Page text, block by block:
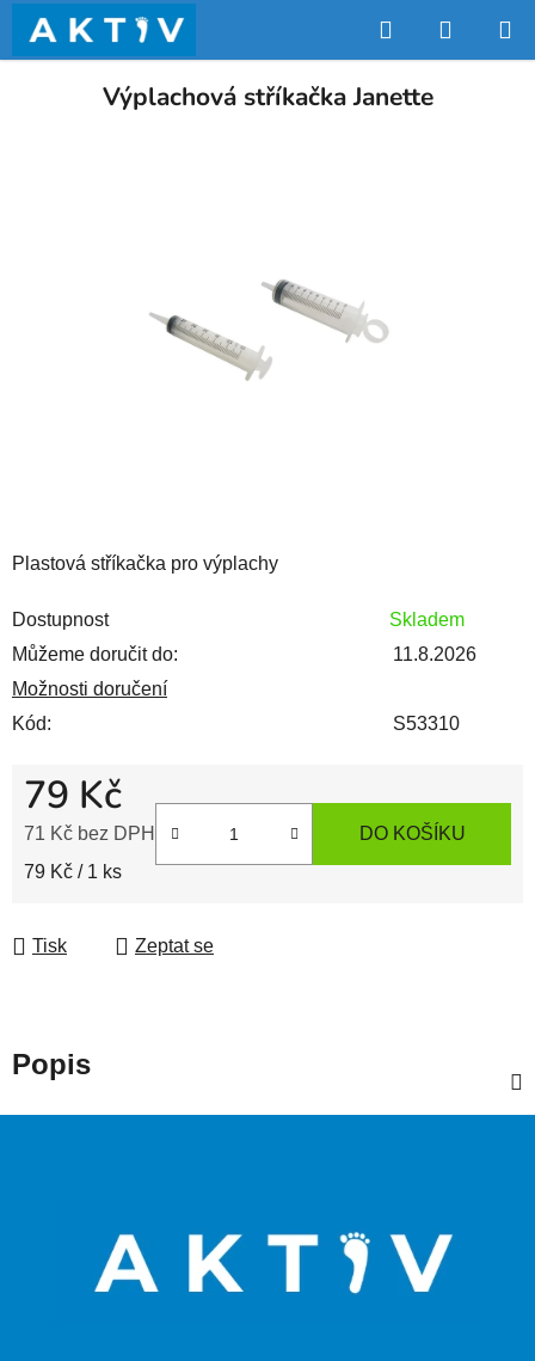
obsah
Hledat
KOŠÍK
Plastová stříkačka pro výplachy
Dostupnost
Skladem
Můžeme doručit do:
11.8.2026
Možnosti doručení
Kód:
S53310
79 Kč
71 Kč bez DPH
Měrná cena:
79 Kč / 1 ks
DO KOŠÍKU
Tisk Zeptat se
Výplachová stříkačka Janette
Popis